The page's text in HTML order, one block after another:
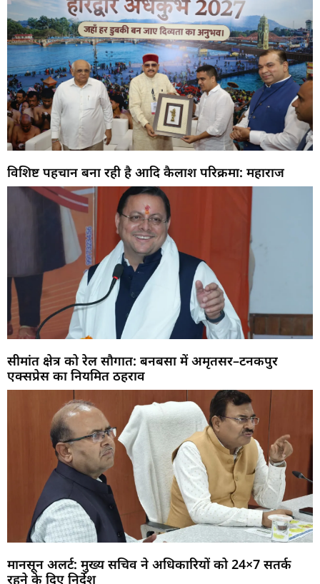
विशिष्ट पहचान बना रही है आदि कैलाश परिक्रमा: महाराज
सीमांत क्षेत्र को रेल सौगात: बनबसा में अमृतसर–टनकपुर
एक्सप्रेस का नियमित ठहराव
मानसून अलर्ट: मुख्य सचिव ने अधिकारियों को 24×7 सतर्क
रहने के दिए निर्देश